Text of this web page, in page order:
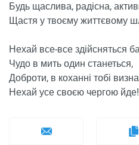
Будь щаслива, радісна,
Щастя у твоєму життєвому
Нехай все-все здійсняться
Чудо в мить один станеться,
Доброти, в коханні тобі
Нехай усе своєю чергою йде!